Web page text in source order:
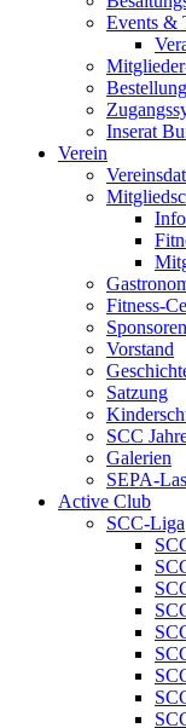
Events &
Inserat
Verein
Fitness-
Sponsoren
Vorstand
Satzung
SCC
Galerien
SEPA-
Active Club
SCC-Liga